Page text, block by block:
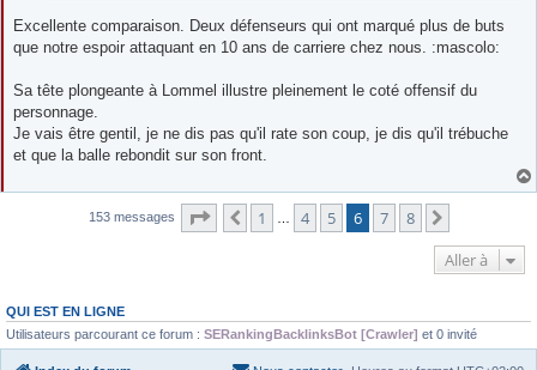
Excellente comparaison. Deux défenseurs qui ont marqué plus de buts
que notre espoir attaquant en 10 ans de carriere chez nous. :mascolo:
Sa tête plongeante à Lommel illustre pleinement le coté offensif du
personnage.
Je vais être gentil, je ne dis pas qu'il rate son coup, je dis qu'il trébuche
et que la balle rebondit sur son front.
153 messages Page sur
Précédente
1 4 5 6 7 8
Aller à
QUI EST EN LIGNE
Utilisateurs parcourant ce forum : SERankingBacklinksBot [Crawler] et 0 invité